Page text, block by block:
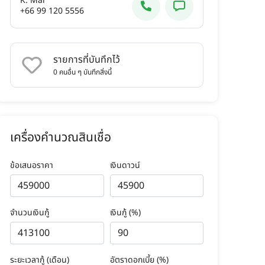
+66 99 120 5556
รายการที่บันทึกไว้
0 คนอื่น ๆ บันทึกสิ่งนี้
เครื่องคำนวณสินเชื่อ
ข้อเสนอราคา เงินดาวน์
จำนวนเงินกู้ เงินกู้ (%)
ระยะเวลากู้ (เดือน) อัตราดอกเบี้ย (%)